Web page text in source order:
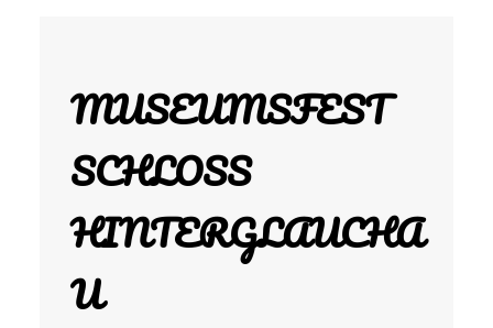
MUSEUMSFEST
SCHLOSS
HINTERGLAUCHA
U